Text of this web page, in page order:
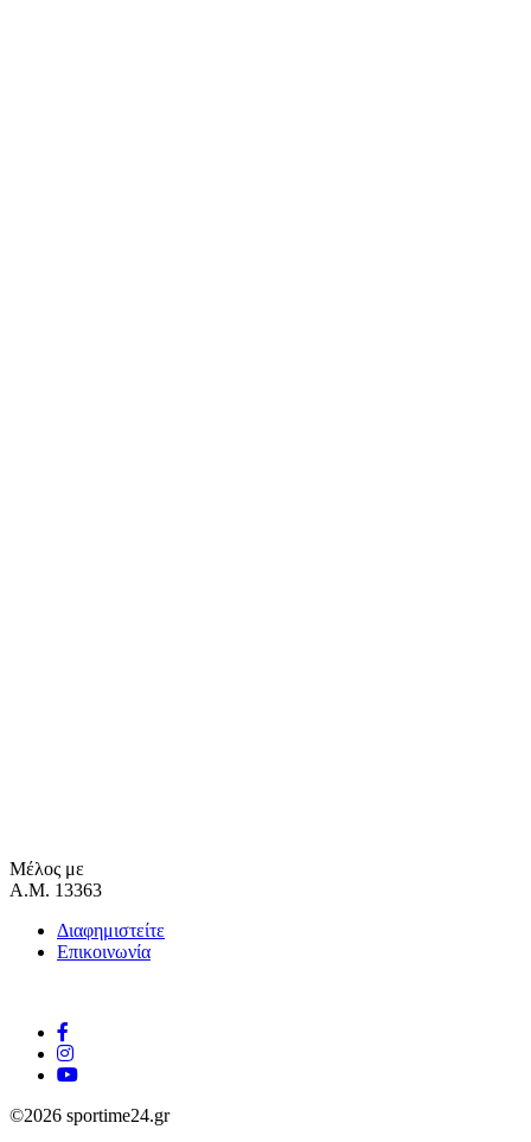
Μέλος με
Α.Μ. 13363
Διαφημιστείτε
Επικοινωνία
©2026 sportime24.gr